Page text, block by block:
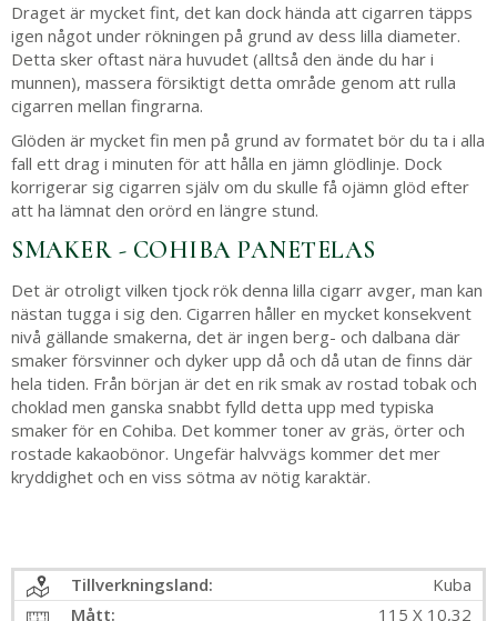
Draget är mycket fint, det kan dock hända att cigarren täpps
igen något under rökningen på grund av dess lilla diameter.
Detta sker oftast nära huvudet (alltså den ände du har i
munnen), massera försiktigt detta område genom att rulla
cigarren mellan fingrarna.
Glöden är mycket fin men på grund av formatet bör du ta i alla
fall ett drag i minuten för att hålla en jämn glödlinje. Dock
korrigerar sig cigarren själv om du skulle få ojämn glöd efter
att ha lämnat den orörd en längre stund.
SMAKER - COHIBA PANETELAS
Det är otroligt vilken tjock rök denna lilla cigarr avger, man kan
nästan tugga i sig den. Cigarren håller en mycket konsekvent
nivå gällande smakerna, det är ingen berg- och dalbana där
smaker försvinner och dyker upp då och då utan de finns där
hela tiden. Från början är det en rik smak av rostad tobak och
choklad men ganska snabbt fylld detta upp med typiska
smaker för en Cohiba. Det kommer toner av gräs, örter och
rostade kakaobönor. Ungefär halvvägs kommer det mer
kryddighet och en viss sötma av nötig karaktär.
Tillverkningsland:
Kuba
Mått:
115 X 10,32